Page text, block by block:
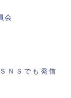
会
ＮＳでも発信